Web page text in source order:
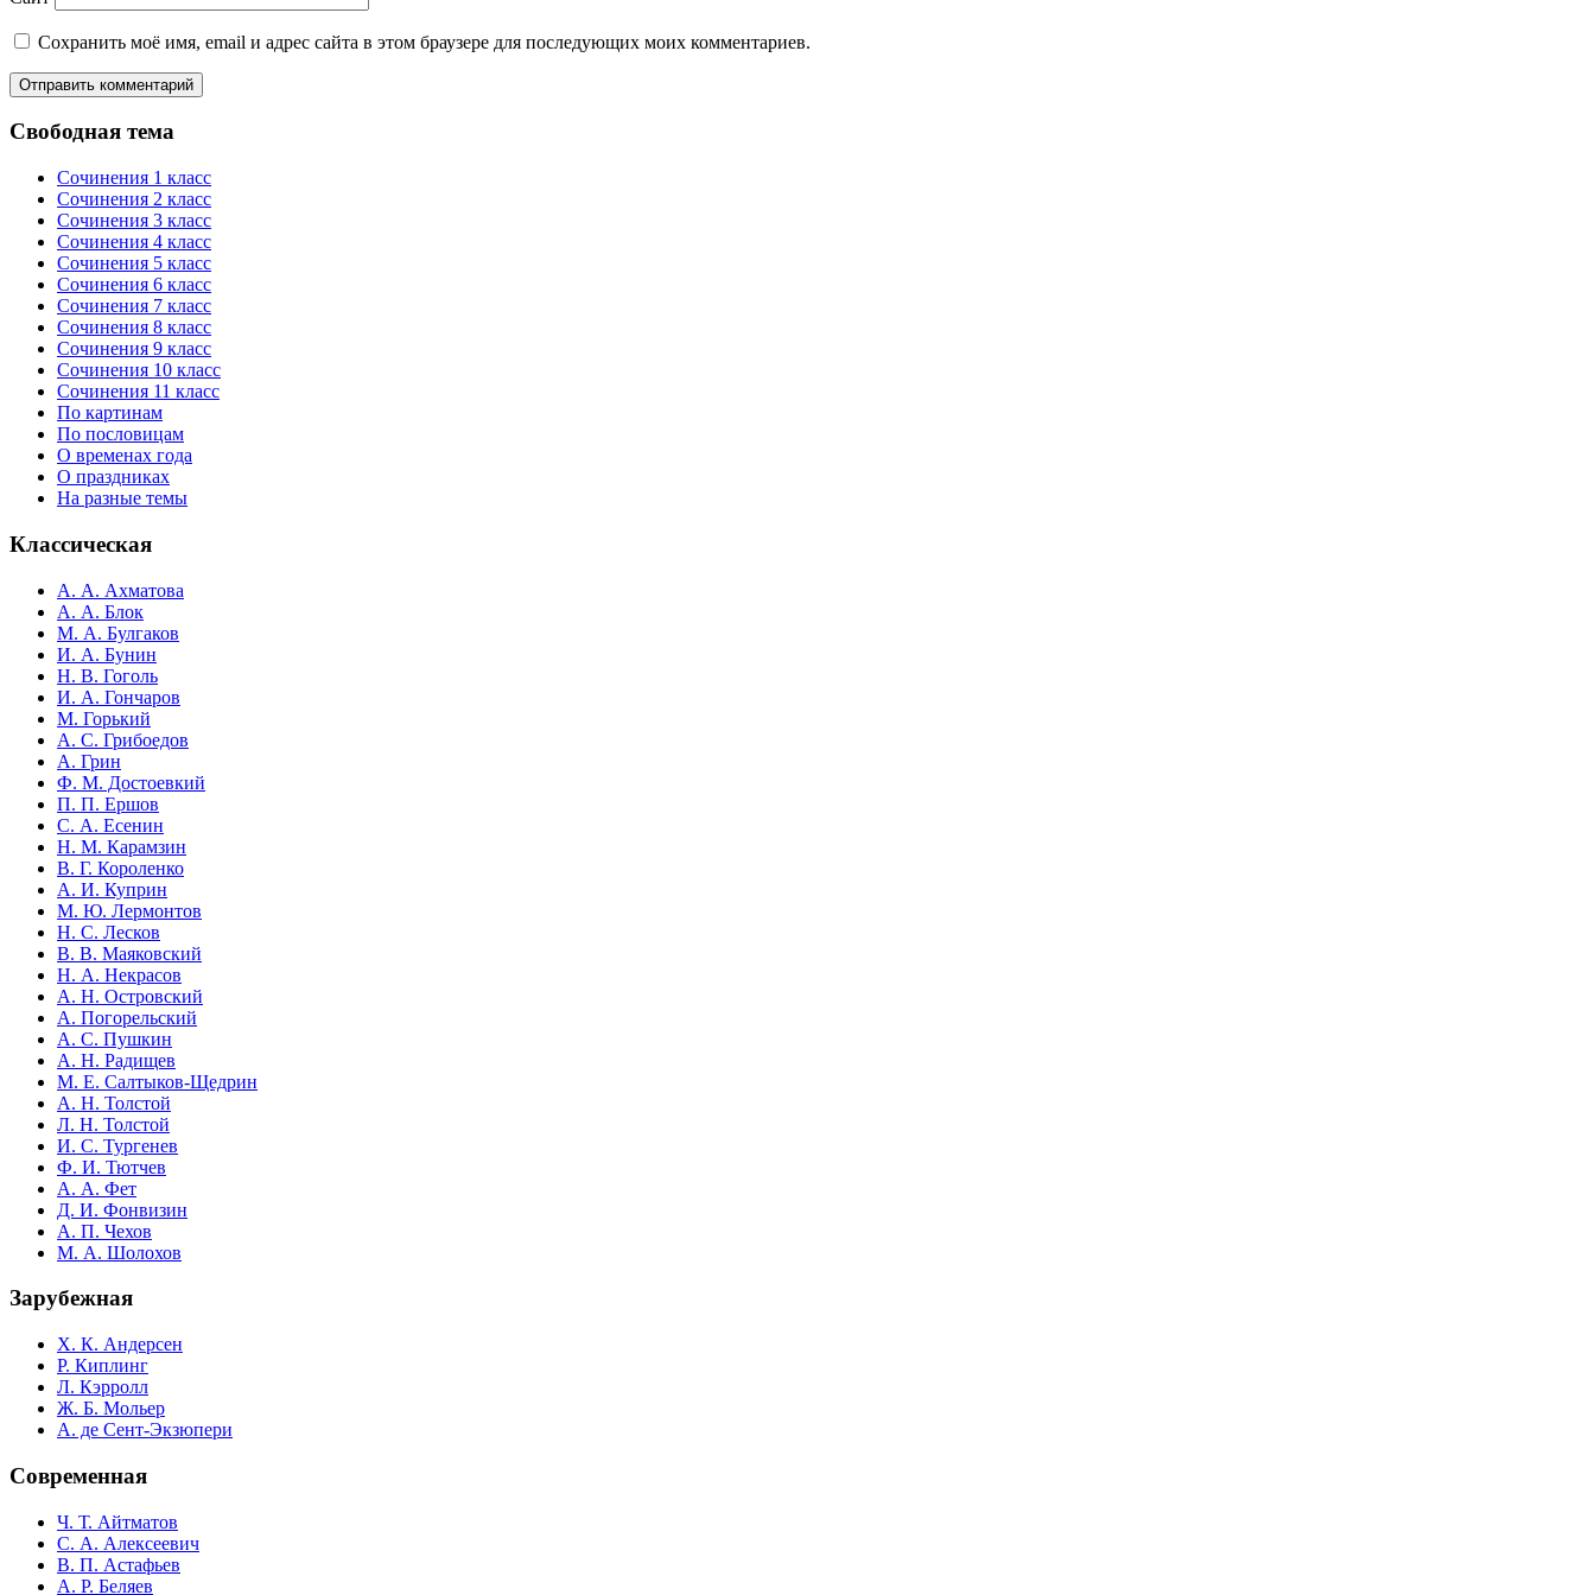
Сохранить моё имя, email и адрес сайта в этом браузере для последующих моих комментариев.
Свободная тема
Сочинения 1 класс
Сочинения 2 класс
Сочинения 3 класс
Сочинения 4 класс
Сочинения 5 класс
Сочинения 6 класс
Сочинения 7 класс
Сочинения 8 класс
Сочинения 9 класс
Сочинения 10 класс
Сочинения 11 класс
По картинам
По пословицам
О временах года
О праздниках
На разные темы
Классическая
А. А. Ахматова
А. А. Блок
М. А. Булгаков
И. А. Бунин
Н. В. Гоголь
И. А. Гончаров
М. Горький
А. С. Грибоедов
А. Грин
Ф. М. Достоевкий
П. П. Ершов
С. А. Есенин
Н. М. Карамзин
В. Г. Короленко
А. И. Куприн
М. Ю. Лермонтов
Н. С. Лесков
В. В. Маяковский
Н. А. Некрасов
А. Н. Островский
А. Погорельский
А. С. Пушкин
А. Н. Радищев
М. Е. Салтыков-Щедрин
А. Н. Толстой
Л. Н. Толстой
И. С. Тургенев
Ф. И. Тютчев
А. А. Фет
Д. И. Фонвизин
А. П. Чехов
М. А. Шолохов
Зарубежная
Х. К. Андерсен
Р. Киплинг
Л. Кэрролл
Ж. Б. Мольер
А. де Сент-Экзюпери
Современная
Ч. Т. Айтматов
С. А. Алексеевич
В. П. Астафьев
А. Р. Беляев